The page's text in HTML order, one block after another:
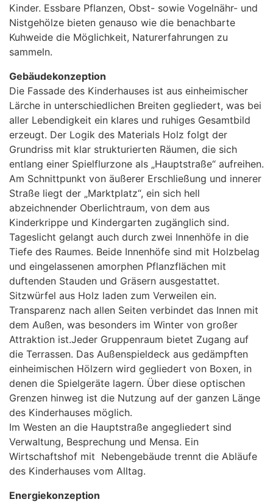
Kinder. Essbare Pflanzen, Obst- sowie Vogelnähr- und
Nistgehölze bieten genauso wie die benachbarte
Kuhweide die Möglichkeit, Naturerfahrungen zu
sammeln.
Gebäudekonzeption
Die Fassade des Kinderhauses ist aus einheimischer
Lärche in unterschiedlichen Breiten gegliedert, was bei
aller Lebendigkeit ein klares und ruhiges Gesamtbild
erzeugt. Der Logik des Materials Holz folgt der
Grundriss mit klar strukturierten Räumen, die sich
entlang einer Spielflurzone als „Hauptstraße“ aufreihen.
Am Schnittpunkt von äußerer Erschließung und innerer
Straße liegt der „Marktplatz“, ein sich hell
abzeichnender Oberlichtraum, von dem aus
Kinderkrippe und Kindergarten zugänglich sind.
Tageslicht gelangt auch durch zwei Innenhöfe in die
Tiefe des Raumes. Beide Innenhöfe sind mit Holzbelag
und eingelassenen amorphen Pflanzflächen mit
duftenden Stauden und Gräsern ausgestattet.
Sitzwürfel aus Holz laden zum Verweilen ein.
Transparenz nach allen Seiten verbindet das Innen mit
dem Außen, was besonders im Winter von großer
Attraktion ist.Jeder Gruppenraum bietet Zugang auf
die Terrassen. Das Außenspieldeck aus gedämpften
einheimischen Hölzern wird gegliedert von Boxen, in
denen die Spielgeräte lagern. Über diese optischen
Grenzen hinweg ist die Nutzung auf der ganzen Länge
des Kinderhauses möglich.
Im Westen an die Hauptstraße angegliedert sind
Verwaltung, Besprechung und Mensa. Ein
Wirtschaftshof mit Nebengebäude trennt die Abläufe
des Kinderhauses vom Alltag.
Energiekonzeption